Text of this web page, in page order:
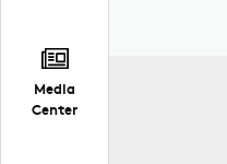
Media
Center